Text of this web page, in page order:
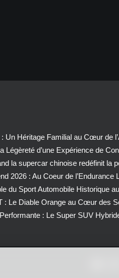
Un Héritage Familial au Cœur de
Légèreté d’une Expérience de
la supercar chinoise redéfinit la
2026 : Au Coeur de l’Endurance
du Sport Automobile Historique
: Le Diable Orange au Cœur des
: Le Super SUV